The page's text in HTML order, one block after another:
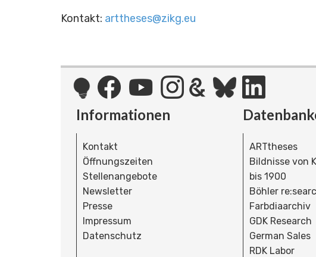
Kontakt: arttheses@zikg.eu
Informationen
Kontakt
Öffnungszeiten
Stellenangebote
Newsletter
Presse
Impressum
Datenschutz
ARTtheses
Bildnisse von
bis 1900
Böhler
Farbdiaarchiv
GDK Research
German Sales
RDK Labor